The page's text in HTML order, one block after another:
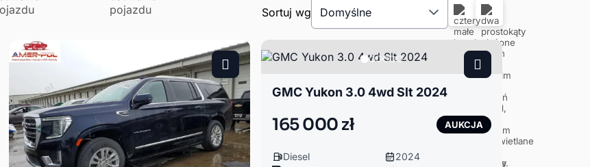
Sortuj wg Domyślne
GMC Yukon 3.0 4wd Slt 2024
165 000 zł AUKCJA
Diesel
2024